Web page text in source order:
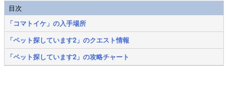
目次
「コマトイケ」の入手場所
「ペット探しています2」のクエスト情報
「ペット探しています2」の攻略チャート